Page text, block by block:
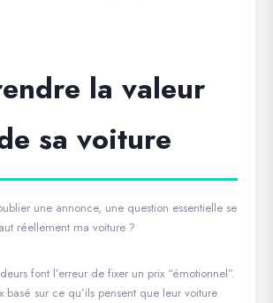
la valeur
sa voiture
une annonce, une question essentielle se
réellement ma voiture ?
font l’erreur de fixer un prix “émotionnel”.
basé sur ce qu’ils pensent que leur voiture